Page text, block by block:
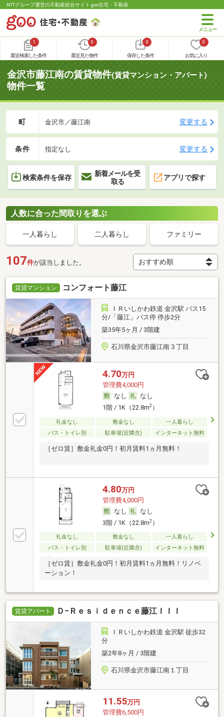
NTTグループ運営の不動産総合サイト goo住宅・不動産
1
最近検索した条件
0
最近見た物件
0
保存した条件
0
お気に入り
金沢市藤江南の賃貸物件(賃貸マンション・アパート)
物件一覧
町 金沢市／藤江南 変更する
条件 指定なし 変更する
検索条件を保存
新着メールを受
取る
アプリで探す
人数に合った間取りを選ぶ
一人暮らし 二人暮らし ファミリー
107件が該当しました。
賃貸マンション コンフォート藤江
ＩＲいしかわ鉄道 金沢駅 バス15
分/「藤江」バス停 停歩2分
築35年5ヶ月 / 3階建
石川県金沢市藤江南３丁目
4.70万円
管理費4,000円
なし
なし
1階 / 1K（22.8m2）
礼金なし 敷金なし
一人暮らし
バス・トイレ別
駐車場(近隣含) インターネット無料
［ゼロ賃］敷金礼金0円！初月賃料1ヵ月無料！
4.80万円
管理費4,000円
なし
なし
3階 / 1K（22.8m2）
礼金なし 敷金なし
一人暮らし
バス・トイレ別
駐車場(近隣含) インターネット無料
［ゼロ賃］敷金礼金0円！初月賃料1ヵ月無料！リノベ
ーション！
賃貸アパート Ｄ−Ｒｅｓｉｄｅｎｃｅ藤江ＩＩＩ
ＩＲいしかわ鉄道 金沢駅 徒歩32
分
築2年8ヶ月 / 3階建
石川県金沢市藤江南１丁目
11.55万円
管理費6,500円